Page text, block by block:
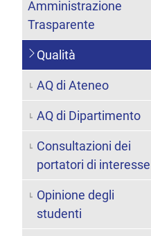
Amministrazione
Trasparente
Qualità
AQ di Ateneo
AQ di Dipartimento
Consultazioni dei
portatori di interesse
Opinione degli
studenti